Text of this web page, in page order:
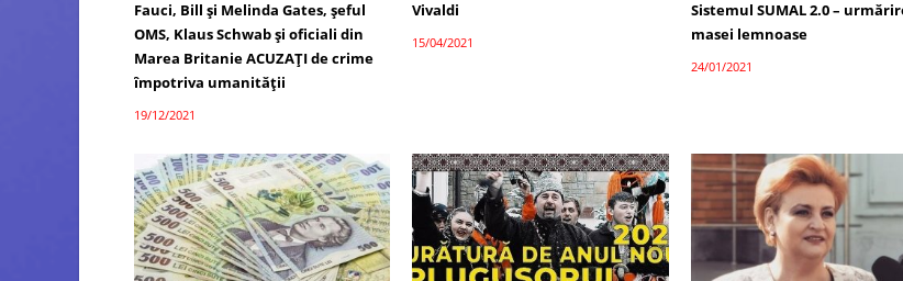
Fauci, Bill și Melinda Gates, șeful
OMS, Klaus Schwab și oficiali din
Marea Britanie ACUZAȚI de crime
împotriva umanității
19/12/2021
Vivaldi
15/04/2021
Sistemul SUMAL 2.0 –
masei lemnoase
24/01/2021